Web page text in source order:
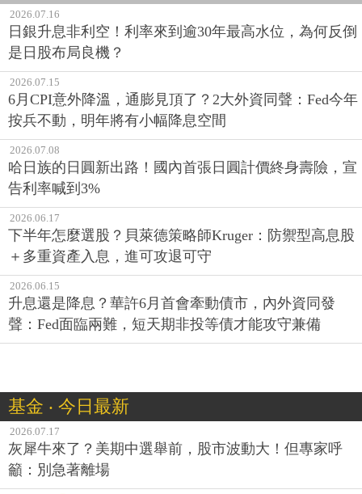
2026.07.16
日銀升息非利空！利率來到逾30年最高水位，為何反倒
是日股布局良機？
2026.07.15
6月CPI意外降溫，通膨見頂了？2大外資同聲：Fed今年
按兵不動，明年將有小幅降息空間
2026.07.08
哈日族的日圓新出路！國內首張日圓計價終身壽險，宣
告利率喊到3%
2026.06.17
下半年怎麼選股？貝萊德策略師Kruger：防禦型高息股
＋多重資產入息，進可攻退可守
2026.06.15
升息還是降息？華許6月首會牽動債市，內外資同發
聲：Fed面臨兩難，短天期非投等債才能攻守兼備
基金 ‧ 今日最新
2026.07.17
灰犀牛來了？美期中選舉前，股市波動大！但專家呼
籲：別急著離場